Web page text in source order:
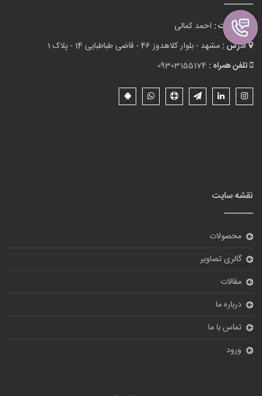
مدیریت : احمد کمالی
آدرس : مشهد - بلوار کلاهدوز 46 - قاضی طباطبایی 14 - پلاک 1
تلفن همراه : 09303155174
نقشه سایت
محصولات
گالری تصاویر
مقالات
درباره ما
تماس با ما
ورود